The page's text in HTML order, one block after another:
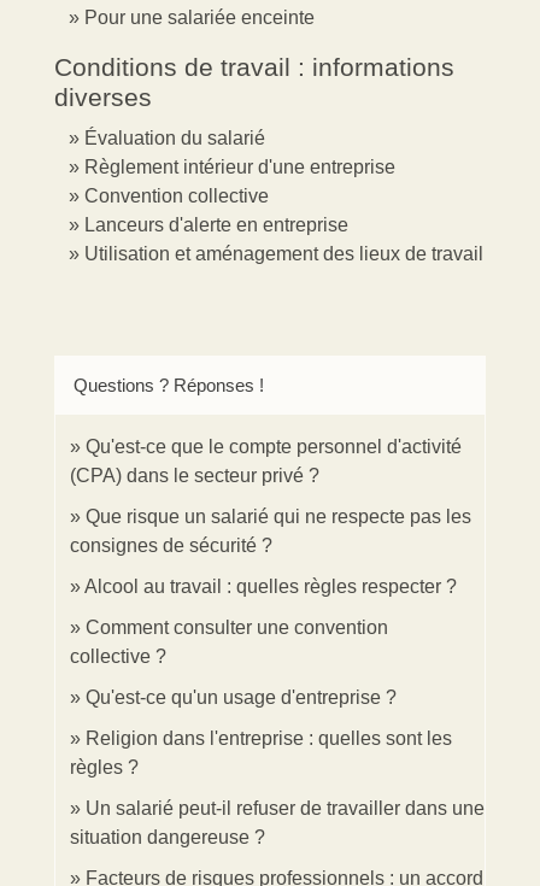
Pour une salariée enceinte
Conditions de travail : informations
diverses
Évaluation du salarié
Règlement intérieur d'une entreprise
Convention collective
Lanceurs d'alerte en entreprise
Utilisation et aménagement des lieux de travail
Questions ? Réponses !
Qu'est-ce que le compte personnel d'activité
(CPA) dans le secteur privé ?
Que risque un salarié qui ne respecte pas les
consignes de sécurité ?
Alcool au travail : quelles règles respecter ?
Comment consulter une convention
collective ?
Qu'est-ce qu'un usage d'entreprise ?
Religion dans l'entreprise : quelles sont les
règles ?
Un salarié peut-il refuser de travailler dans une
situation dangereuse ?
Facteurs de risques professionnels : un accord